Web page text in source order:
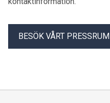
BESÖK VÅRT PRESSRUM